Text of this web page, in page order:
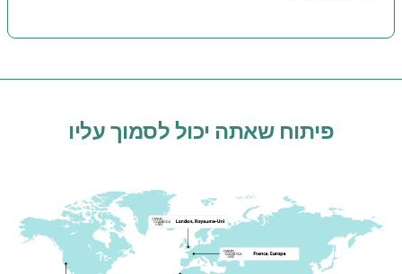
פיתוח שאתה יכול לסמוך עליו